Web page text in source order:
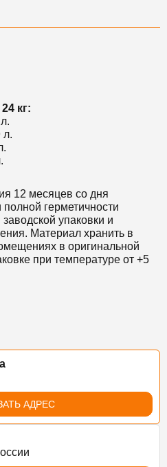
кг:
л.
12 месяцев со дня
герметичности
упаковки и
Материал хранить в
в оригинальной
при температуре от +5
АДРЕС